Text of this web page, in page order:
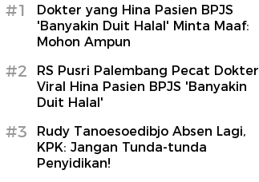
#1
Dokter yang Hina Pasien BPJS
'Banyakin Duit Halal' Minta Maaf:
Mohon Ampun
#2
RS Pusri Palembang Pecat Dokter
Viral Hina Pasien BPJS 'Banyakin
Duit Halal'
#3
Rudy Tanoesoedibjo Absen Lagi,
KPK: Jangan Tunda-tunda
Penyidikan!